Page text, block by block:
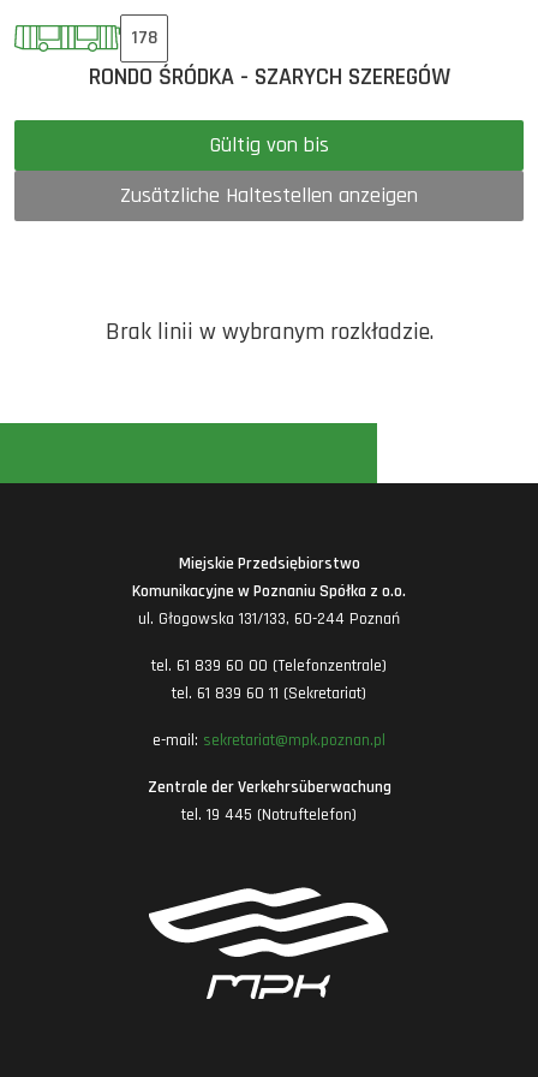
178
RONDO ŚRÓDKA - SZARYCH SZEREGÓW
Gültig von bis
Zusätzliche Haltestellen anzeigen
Brak linii w wybranym rozkładzie.
Miejskie Przedsiębiorstwo
Komunikacyjne w Poznaniu Spółka z o.o.
ul. Głogowska 131/133, 60-244 Poznań
tel. 61 839 60 00 (Telefonzentrale)
tel. 61 839 60 11 (Sekretariat)
e-mail: sekretariat@mpk.poznan.pl
Zentrale der Verkehrsüberwachung
tel. 19 445 (Notruftelefon)